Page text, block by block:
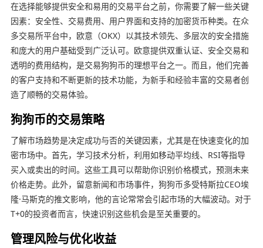
在选择能够提供安全和易用的交易平台之前，你需要了解一些关键
因素：安全性、交易费用、用户界面和支持的加密货币种类。在众
多交易所平台中，欧意（OKX）以其技术领先、多层次的安全措施
和庞大的用户基础受到广泛认可。欧意提供双重认证、安全交易和
透明的费用结构，是交易狗狗币的理想平台之一。而且，他们完善
的客户支持和不断更新的技术功能，为新手和经验丰富的交易者创
造了顺畅的交易体验。
狗狗币的交易策略
了解市场趋势是决定成功与否的关键因素，尤其是在快速变化的加
密市场中。首先，学习技术分析，利用如移动平均线、RSI等指导
买入或卖出的时间。这些工具可以帮助你识别价格模式，预测未来
价格走势。此外，留意新闻和市场事件，狗狗币多受特斯拉CEO埃
隆·马斯克的推文影响，他的言论常常会引起市场的大幅波动。对于
T+0的投资者而言，快速识别这些机会是至关重要的。
管理风险与优化收益